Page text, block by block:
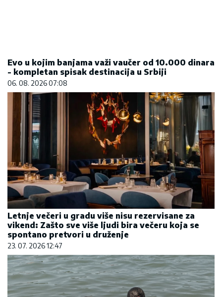
Letnje večeri u gradu više nisu rezervisane za
vikend: Zašto sve više ljudi bira večeru koja se
spontano pretvori u druženje
23. 07. 2026 12:47